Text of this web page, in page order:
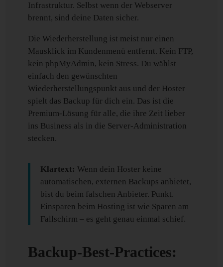
Infrastruktur. Selbst wenn der Webserver
brennt, sind deine Daten sicher.
Die Wiederherstellung ist meist nur einen
Mausklick im Kundenmenü entfernt. Kein FTP,
kein phpMyAdmin, kein Stress. Du wählst
einfach den gewünschten
Wiederherstellungspunkt aus und der Hoster
spielt das Backup für dich ein. Das ist die
Premium-Lösung für alle, die ihre Zeit lieber
ins Business als in die Server-Administration
stecken.
Klartext: Wenn dein Hoster keine
automatischen, externen Backups anbietet,
bist du beim falschen Anbieter. Punkt.
Einsparen beim Hosting ist wie Sparen am
Fallschirm – es geht genau einmal schief.
Backup-Best-Practices: